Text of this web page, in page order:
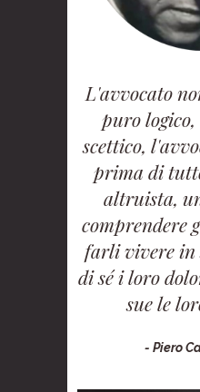
L'avvocato
puro
scettico,
prima di
altruista,
comprendere
farli vivere in
di sé i loro
sue le
- Piero